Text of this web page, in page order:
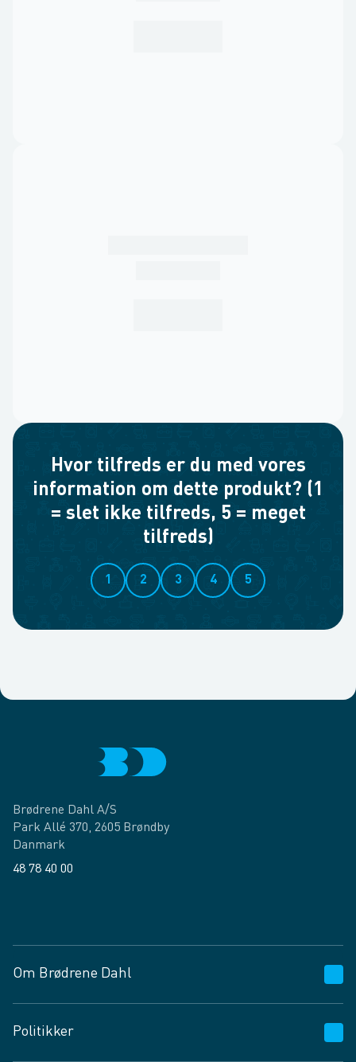
Hvor tilfreds er du med vores
information om dette produkt? (1
= slet ikke tilfreds, 5 = meget
tilfreds)
1 2 3 4 5
Brødrene Dahl A/S
Park Allé 370, 2605 Brøndby
Danmark
48 78 40 00
Om Brødrene Dahl
Vagttelefon 30 10 89 89
Politikker